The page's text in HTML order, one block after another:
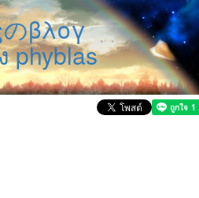
βλογ
phyblas